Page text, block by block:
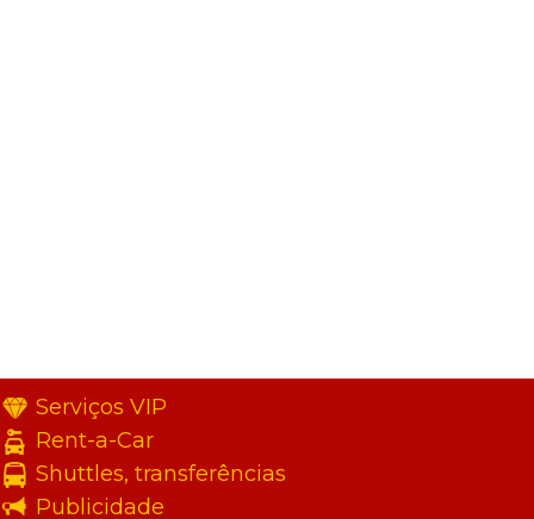
Serviços VIP
Rent-a-Car
Shuttles, transferências
Publicidade